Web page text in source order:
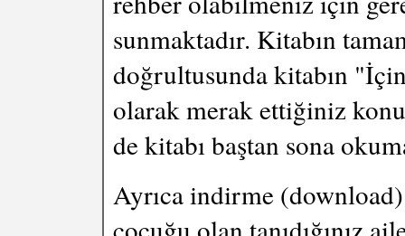
sunmaktadır. Kitabın
doğrultusunda kitabın
olarak merak ettiğiniz
de kitabı baştan sona
Ayrıca indirme